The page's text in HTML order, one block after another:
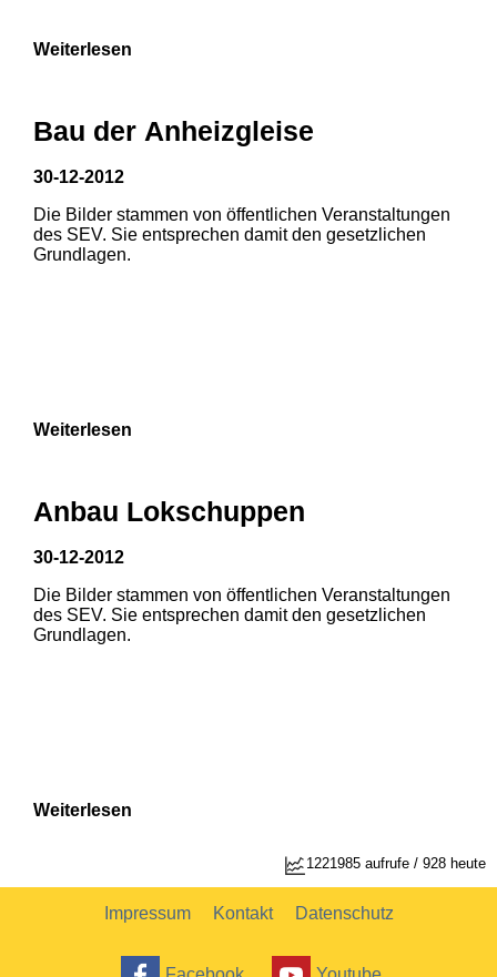
1 2 3
Weiterlesen
Bau der Anheizgleise
30-12-2012
Die Bilder stammen von öffentlichen Veranstaltungen
des SEV. Sie entsprechen damit den gesetzlichen
Grundlagen.
Weiterlesen
Anbau Lokschuppen
30-12-2012
Die Bilder stammen von öffentlichen Veranstaltungen
des SEV. Sie entsprechen damit den gesetzlichen
Grundlagen.
Weiterlesen
1221985 aufrufe / 928 heute
Impressum Kontakt Datenschutz